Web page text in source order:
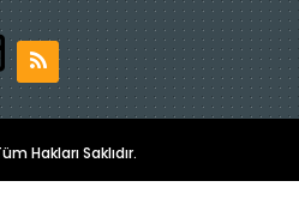
Hakları Saklıdır.